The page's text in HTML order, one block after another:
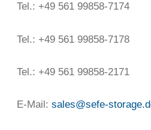
Tel.: +49 561 99858-7174
Tel.: +49 561 99858-7178
Tel.: +49 561 99858-2171
E-Mail: sales@sefe-